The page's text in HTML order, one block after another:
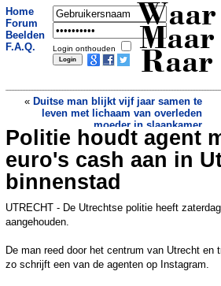
Home
Forum
Beelden
F.A.Q.
Login onthouden
Waar
Maar
Raar
« Duitse man blijkt vijf jaar samen te
leven met lichaam van overleden
moeder in slaapkamer
Bizarre
van
Politie houdt agent
euro's cash aan in
binnenstad
UTRECHT - De Utrechtse politie heeft
aangehouden.
De man reed door het centrum van Utrecht en
zo schrijft een van de agenten op Instagram.